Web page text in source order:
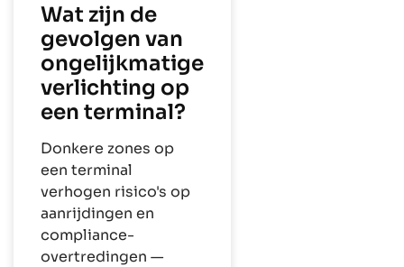
Wat zijn de
gevolgen van
ongelijkmatige
verlichting op
een terminal?
Donkere zones op
een terminal
verhogen risico's op
aanrijdingen en
compliance-
overtredingen —